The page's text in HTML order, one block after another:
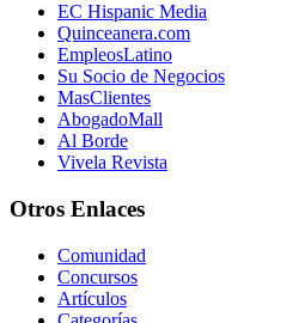
EC Hispanic Media
Quinceanera.com
EmpleosLatino
Su Socio de Negocios
MasClientes
AbogadoMall
Al Borde
Vivela Revista
Otros Enlaces
Comunidad
Concursos
Artículos